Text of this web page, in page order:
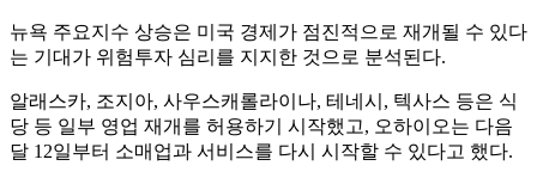
뉴욕 주요지수 상승은 미국 경제가 점진적으로 재개될 수 있다
는 기대가 위험투자 심리를 지지한 것으로 분석된다.
알래스카, 조지아, 사우스캐롤라이나, 테네시, 텍사스 등은 식
당 등 일부 영업 재개를 허용하기 시작했고, 오하이오는 다음
달 12일부터 소매업과 서비스를 다시 시작할 수 있다고 했다.